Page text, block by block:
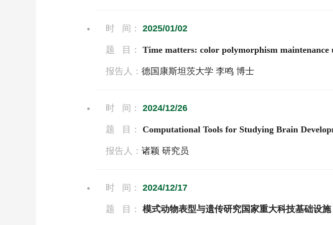
时 间： 2025/01/02
题 目： Time matters: color polymorphism
报告人： 德国康斯坦茨大学 李鸣 博士
时 间： 2024/12/26
题 目： Computational Tools for Studying Brain
报告人： 诸颖 研究员
时 间： 2024/12/17
题 目： 模式动物表型与遗传研究国家重大科技基础设